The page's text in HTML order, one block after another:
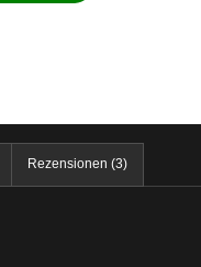
Rezensionen (3)